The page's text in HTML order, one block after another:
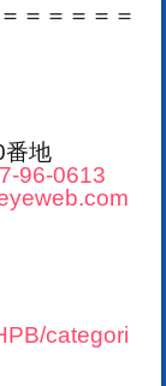
＝＝＝＝＝
番地
96-0613
categori